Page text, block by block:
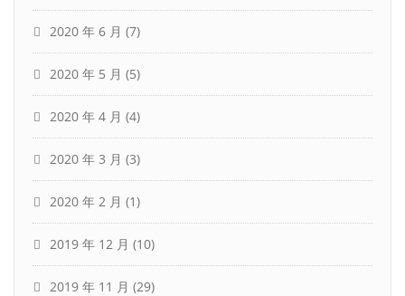
2020 年 6 月 (7)
2020 年 5 月 (5)
2020 年 4 月 (4)
2020 年 3 月 (3)
2020 年 2 月 (1)
2019 年 12 月 (10)
2019 年 11 月 (29)